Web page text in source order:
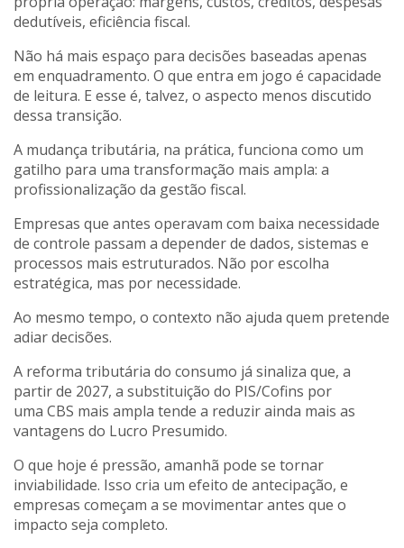
dedutíveis, eficiência fiscal.
Não há mais espaço para decisões baseadas apenas
em enquadramento. O que entra em jogo é capacidade
de leitura. E esse é, talvez, o aspecto menos discutido
dessa transição.
A mudança tributária, na prática, funciona como um
gatilho para uma transformação mais ampla: a
profissionalização da gestão fiscal.
Empresas que antes operavam com baixa necessidade
de controle passam a depender de dados, sistemas e
processos mais estruturados. Não por escolha
estratégica, mas por necessidade.
Ao mesmo tempo, o contexto não ajuda quem pretende
adiar decisões.
A reforma tributária do consumo já sinaliza que, a
partir de 2027, a substituição do PIS/Cofins por
uma CBS mais ampla tende a reduzir ainda mais as
vantagens do Lucro Presumido.
O que hoje é pressão, amanhã pode se tornar
inviabilidade. Isso cria um efeito de antecipação, e
empresas começam a se movimentar antes que o
impacto seja completo.